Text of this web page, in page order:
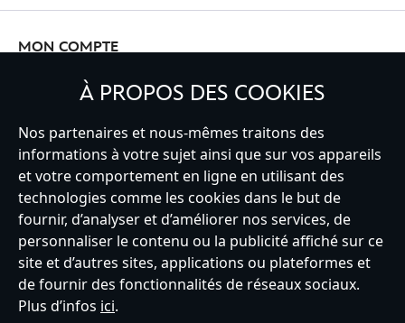
MON COMPTE
France
Service clients Conditions d’utilisation
À PROPOS DES COOKIES
Nos partenaires et nous-mêmes traitons des
informations à votre sujet ainsi que sur vos appareils
et votre comportement en ligne en utilisant des
technologies comme les cookies dans le but de
fournir, d’analyser et d’améliorer nos services, de
personnaliser le contenu ou la publicité affiché sur ce
site et d’autres sites, applications ou plateformes et
de fournir des fonctionnalités de réseaux sociaux.
Plus d’infos ici.